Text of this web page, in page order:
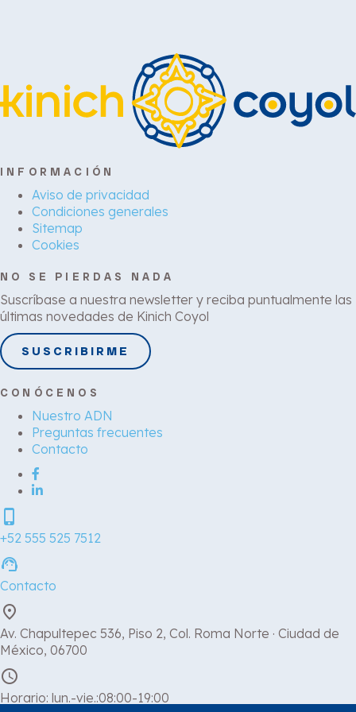
INFORMACIÓN
Aviso de privacidad
Condiciones generales
Sitemap
Cookies
NO SE PIERDAS NADA
Suscríbase a nuestra newsletter y reciba puntualmente las
últimas novedades de Kinich Coyol
SUSCRIBIRME
CONÓCENOS
Nuestro ADN
Preguntas frecuentes
Contacto
phone_iphone
+52 555 525 7512
support_agent
Contacto
place
Av. Chapultepec 536, Piso 2, Col. Roma Norte · Ciudad de
México, 06700
schedule
Horario: lun.-vie.:08:00-19:00